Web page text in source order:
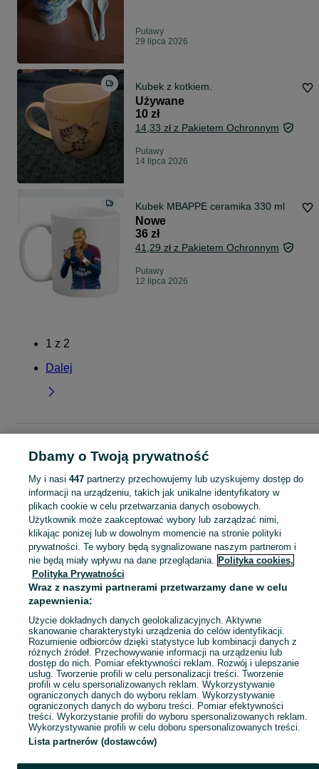
Puławy
29 lipca 2026
Kubek z kotkiem.
Używane
10 zł
14,33 zł z Pakietem Ochronnym
Puławy
14 lipca 2026
Kubek MBAPPE ceramika 330 ml
Nowe
36 zł
41,29 zł z Pakietem Ochronnym
Puławy
12 lipca 2026
1 z 2
Dalej
Kubki - Lubelskie
Kubki - Puławy
KATEGORIA
Zobacz
Mapa kategorii
Mapa miejscowości
Mapa ministron
Popularne wyszukiwania
Dbamy o Twoją prywatność
My i nasi 447partnerzy przechowujemy lub uzyskujemy dostęp do
informacji na urządzeniu, takich jak unikalne identyfikatory w
plikach cookie w celu przetwarzania danych osobowych.
Użytkownik może zaakceptować wybory lub zarządzać nimi,
klikając poniżej lub w dowolnym momencie na stronie polityki
prywatności. Te wybory będą sygnalizowane naszym partnerom i
nie będą miały wpływu na dane przeglądania. Polityka cookies,
Polityka Prywatności
Wraz z naszymi partnerami przetwarzamy dane w celu
zapewnienia:
Użycie dokładnych danych geolokalizacyjnych. Aktywne
skanowanie charakterystyki urządzenia do celów identyfikacji.
Rozumienie odbiorców dzięki statystyce lub kombinacji danych z
różnych źródeł. Przechowywanie informacji na urządzeniu lub
dostęp do nich. Pomiar efektywności reklam. Rozwój i ulepszanie
usług. Tworzenie profili w celu personalizacji treści. Tworzenie
profili w celu spersonalizowanych reklam. Wykorzystywanie
ograniczonych danych do wyboru reklam. Wykorzystywanie
ograniczonych danych do wyboru treści. Pomiar efektywności
treści. Wykorzystanie profili do wyboru spersonalizowanych reklam.
Wykorzystywanie profili w celu doboru spersonalizowanych treści.
Lista partnerów (dostawców)